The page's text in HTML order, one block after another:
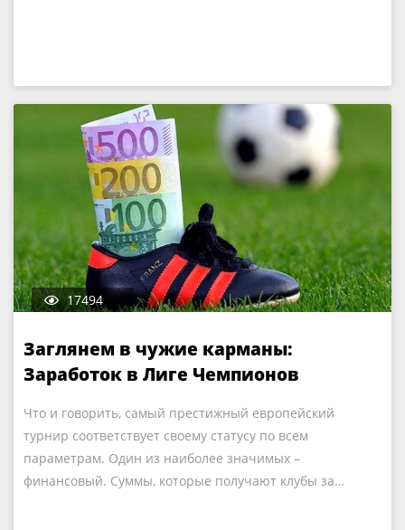
17494
Заглянем в чужие карманы:
Заработок в Лиге Чемпионов
Что и говорить, самый престижный европейский
турнир соответствует своему статусу по всем
параметрам. Один из наиболее значимых –
финансовый. Суммы, которые получают клубы за…